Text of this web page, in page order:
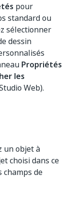
pour
standard ou
sélectionner
dessin
Propriétés
les
Web).
un objet à
choisi dans ce
champs de